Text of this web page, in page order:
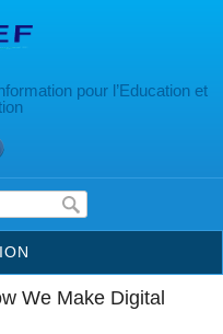
pour l’Education et
We Make Digital